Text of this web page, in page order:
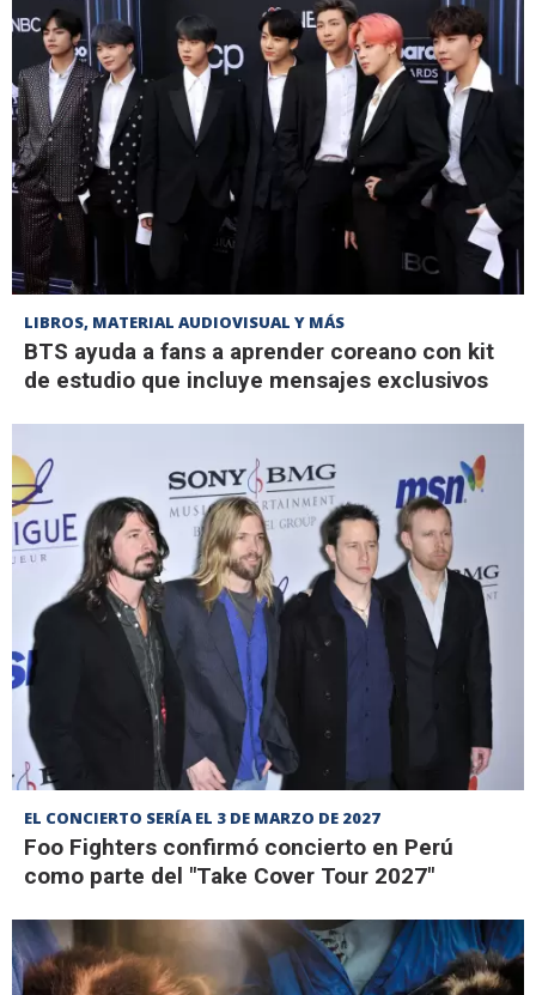
LIBROS, MATERIAL AUDIOVISUAL Y MÁS
BTS ayuda a fans a aprender coreano con kit
de estudio que incluye mensajes exclusivos
EL CONCIERTO SERÍA EL 3 DE MARZO DE 2027
Foo Fighters confirmó concierto en Perú
como parte del "Take Cover Tour 2027"